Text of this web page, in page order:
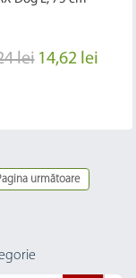
lei 14,62 lei
următoare